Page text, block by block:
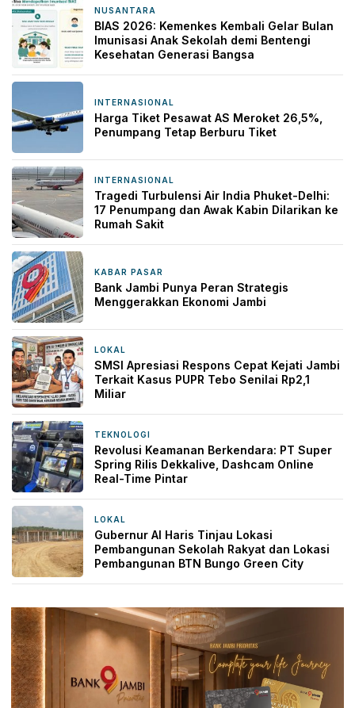
NUSANTARA
BIAS 2026: Kemenkes Kembali Gelar Bulan
Imunisasi Anak Sekolah demi Bentengi
Kesehatan Generasi Bangsa
INTERNASIONAL
Harga Tiket Pesawat AS Meroket 26,5%,
Penumpang Tetap Berburu Tiket
INTERNASIONAL
Tragedi Turbulensi Air India Phuket-Delhi:
17 Penumpang dan Awak Kabin Dilarikan ke
Rumah Sakit
KABAR PASAR
Bank Jambi Punya Peran Strategis
Menggerakkan Ekonomi Jambi
LOKAL
SMSI Apresiasi Respons Cepat Kejati Jambi
Terkait Kasus PUPR Tebo Senilai Rp2,1
Miliar
TEKNOLOGI
Revolusi Keamanan Berkendara: PT Super
Spring Rilis Dekkalive, Dashcam Online
Real-Time Pintar
LOKAL
Gubernur Al Haris Tinjau Lokasi
Pembangunan Sekolah Rakyat dan Lokasi
Pembangunan BTN Bungo Green City